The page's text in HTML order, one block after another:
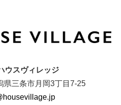
ウスヴィレッジ
三条市月岡3丁目7-25